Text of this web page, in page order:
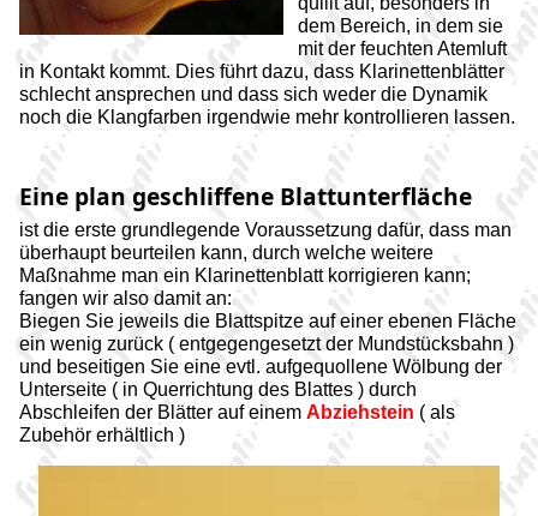
dem Bereich, in dem sie
mit der feuchten Atemluft
in Kontakt kommt. Dies führt dazu, dass Klarinettenblätter
schlecht ansprechen und dass sich weder die Dynamik
noch die Klangfarben irgendwie mehr kontrollieren lassen.
Eine plan geschliffene Blattunterfläche
ist die erste grundlegende Voraussetzung dafür, dass man
überhaupt beurteilen kann, durch welche weitere
Maßnahme man ein Klarinettenblatt korrigieren kann;
fangen wir also damit an:
Biegen Sie jeweils die Blattspitze auf einer ebenen Fläche
ein wenig zurück ( entgegengesetzt der Mundstücksbahn )
und beseitigen Sie eine evtl. aufgequollene Wölbung der
Unterseite ( in Querrichtung des Blattes ) durch
Abschleifen der Blätter auf einem Abziehstein ( als
Zubehör erhältlich )